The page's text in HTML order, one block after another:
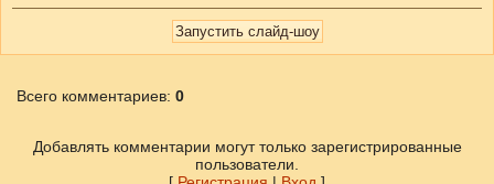
Всего комментариев: 0
Добавлять комментарии могут только зарегистрированные
пользователи.